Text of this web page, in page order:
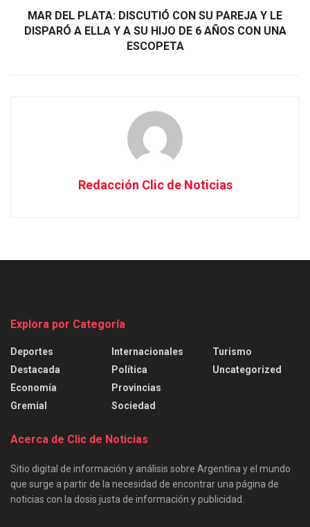
MAR DEL PLATA: DISCUTIÓ CON SU PAREJA Y LE
DISPARÓ A ELLA Y A SU HIJO DE 6 AÑOS CON UNA
ESCOPETA
Redacción Clic de Noticias
Explora por Categoría
Deportes
Destacada
Economía
Gremial
Internacionales
Política
Provincias
Sociedad
Turismo
Uncategorized
Acerca de Clic de Noticias
Sitio digital de información y análisis sobre Argentina y el mundo
que surge a partir de la necesidad de encontrar una página de
noticias con la dosis justa de información y publicidad.